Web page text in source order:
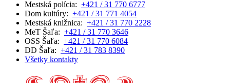
Mestská polícia: +421 / 31 770 6777
Dom kultúry: +421 / 31 771 4054
Mestská knižnica: +421 / 31 770 2228
MeT Šaľa: +421 / 31 770 3646
OSS Šaľa: +421 / 31 770 6084
DD Šaľa: +421 / 31 783 8390
Všetky kontakty